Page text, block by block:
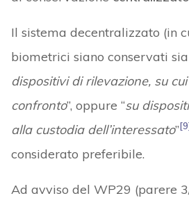
Il sistema decentralizzato (in
biometrici siano conservati sia
dispositivi di rilevazione, su
confronto”, oppure “su
alla custodia dell’interessato”
considerato preferibile.
Ad avviso del WP29 (parere